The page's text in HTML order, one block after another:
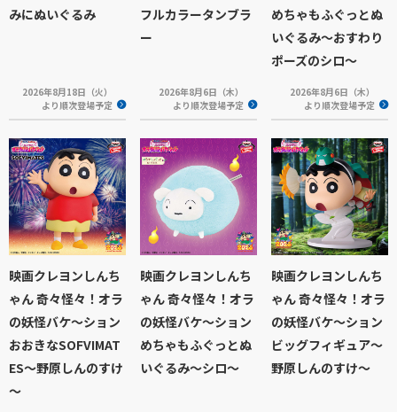
みにぬいぐるみ
2026年8月18日（火）
より順次登場予定
フルカラータンブラ
ー
2026年8月6日（木）
より順次登場予定
めちゃもふぐっとぬ
いぐるみ～おすわり
ポーズのシロ～
2026年8月6日（木）
より順次登場予定
映画クレヨンしんち
ゃん 奇々怪々！オラ
の妖怪バケ～ション
おおきなSOFVIMAT
ES～野原しんのすけ
～
映画クレヨンしんち
ゃん 奇々怪々！オラ
の妖怪バケ～ション
めちゃもふぐっとぬ
いぐるみ～シロ～
映画クレヨンしんち
ゃん 奇々怪々！オラ
の妖怪バケ～ション
ビッグフィギュア～
野原しんのすけ～